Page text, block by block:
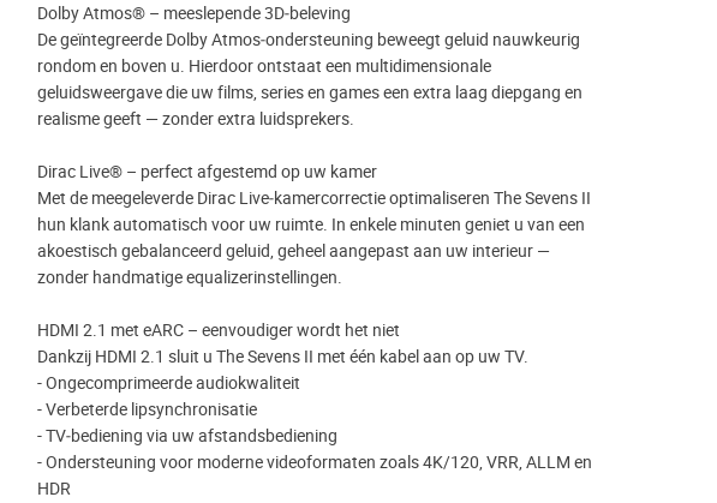
Dolby Atmos® – meeslepende 3D‑beleving
De geïntegreerde Dolby Atmos‑ondersteuning beweegt geluid nauwkeurig
rondom en boven u. Hierdoor ontstaat een multidimensionale
geluidsweergave die uw films, series en games een extra laag diepgang en
realisme geeft — zonder extra luidsprekers.
Dirac Live® – perfect afgestemd op uw kamer
Met de meegeleverde Dirac Live‑kamercorrectie optimaliseren The Sevens II
hun klank automatisch voor uw ruimte. In enkele minuten geniet u van een
akoestisch gebalanceerd geluid, geheel aangepast aan uw interieur —
zonder handmatige equalizerinstellingen.
HDMI 2.1 met eARC – eenvoudiger wordt het niet
Dankzij HDMI 2.1 sluit u The Sevens II met één kabel aan op uw TV.
- Ongecomprimeerde audiokwaliteit
- Verbeterde lipsynchronisatie
- TV‑bediening via uw afstandsbediening
- Ondersteuning voor moderne videoformaten zoals 4K/120, VRR, ALLM en
HDR